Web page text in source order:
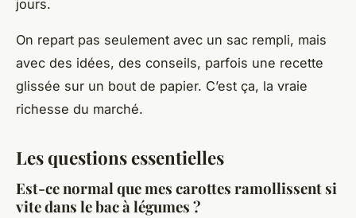
jours.
On repart pas seulement avec un sac rempli, mais
avec des idées, des conseils, parfois une recette
glissée sur un bout de papier. C’est ça, la vraie
richesse du marché.
Les questions essentielles
Est-ce normal que mes carottes ramollissent si
vite dans le bac à légumes ?